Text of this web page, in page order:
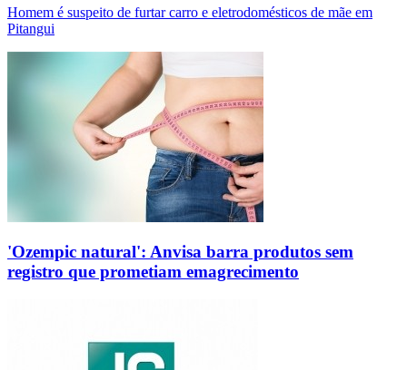
Homem é suspeito de furtar carro e eletrodomésticos de mãe em
Pitangui
'Ozempic natural': Anvisa barra produtos sem
registro que prometiam emagrecimento